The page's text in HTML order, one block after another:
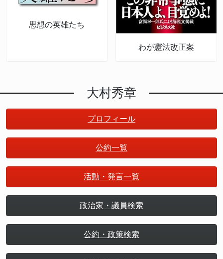
思想の英雄たち
わが憲法改正案
大村秀章
プロフィール
公約一覧
活動・発言一覧
政治家・議員検索
公約・政策検索